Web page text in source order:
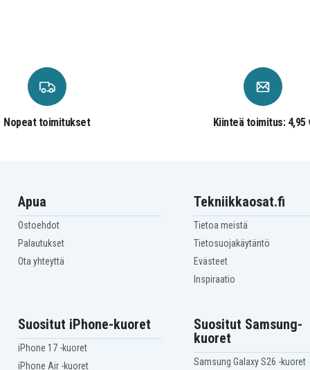
Nopeat toimitukset Kiinteä toimitus: 4,95
Apua
Ostoehdot
Palautukset
Ota yhteyttä
Tekniikkaosat.fi
Tietoa meistä
Tietosuojakäytäntö
Evästeet
Inspiraatio
Suositut iPhone-kuoret
iPhone 17 -kuoret
iPhone Air -kuoret
Suositut Samsung-
kuoret
Samsung Galaxy S26 -kuoret